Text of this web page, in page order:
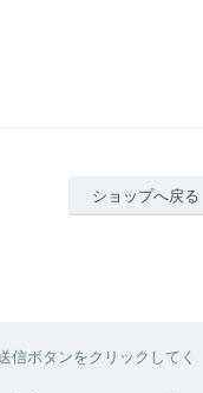
ショップへ戻る
信ボタンをクリックしてく